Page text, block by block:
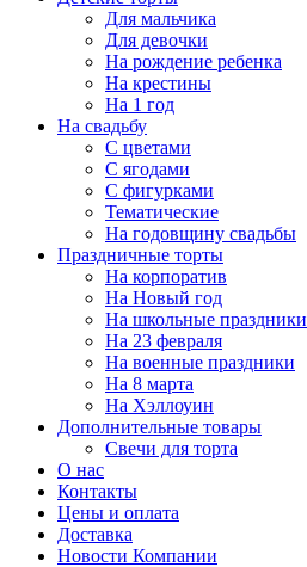
Для мальчика
Для девочки
На рождение ребенка
На крестины
На 1 год
На свадьбу
С цветами
С ягодами
С фигурками
Тематические
На годовщину свадьбы
Праздничные торты
На корпоратив
На Новый год
На школьные праздники
На 23 февраля
На военные праздники
На 8 марта
На Хэллоуин
Дополнительные товары
Свечи для торта
О нас
Контакты
Цены и оплата
Доставка
Новости Компании